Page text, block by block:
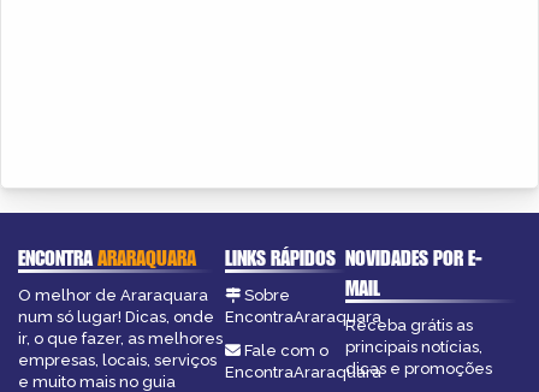
ENCONTRAARARAQUARA
O melhor de Araraquara
num só lugar! Dicas, onde
ir, o que fazer, as melhores
empresas, locais, serviços
e muito mais no guia
LINKS RÁPIDOS
Sobre
EncontraAraraquara
Fale com o
EncontraAraraquara
NOVIDADES POR E-
MAIL
Receba grátis as
principais notícias,
dicas e promoções